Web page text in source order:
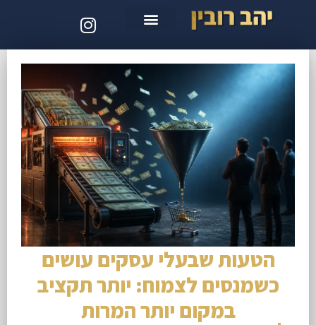
הטעות שבעלי עסקים עושים
כשמנסים לצמוח: יותר תקציב
במקום יותר המרות